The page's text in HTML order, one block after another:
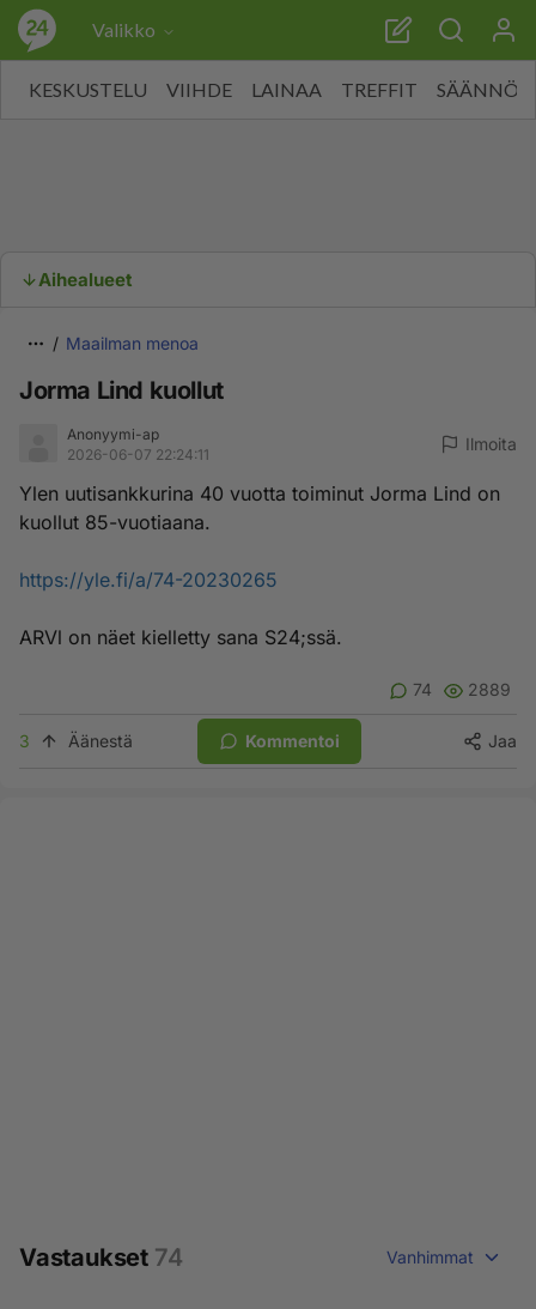
Valikko
KESKUSTELU VIIHDE LAINAA TREFFIT SÄÄNNÖT
Aihealueet
Maailman menoa
Jorma Lind kuollut
Anonyymi-ap
2026-06-07 22:24:11
Ilmoita
Ylen uutisankkurina 40 vuotta toiminut Jorma Lind on
kuollut 85-vuotiaana.
https://yle.fi/a/74-20230265
ARVl on näet kielletty sana S24;ssä.
74 2889
3 Äänestä Kommentoi Jaa
Vastaukset 74 Vanhimmat